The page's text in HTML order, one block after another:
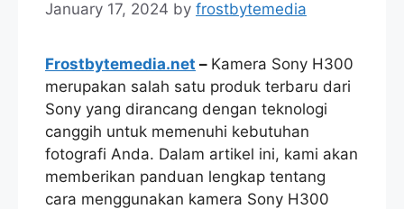
January 17, 2024 by frostbytemedia
Frostbytemedia.net – Kamera Sony H300
merupakan salah satu produk terbaru dari
Sony yang dirancang dengan teknologi
canggih untuk memenuhi kebutuhan
fotografi Anda. Dalam artikel ini, kami akan
memberikan panduan lengkap tentang
cara menggunakan kamera Sony H300